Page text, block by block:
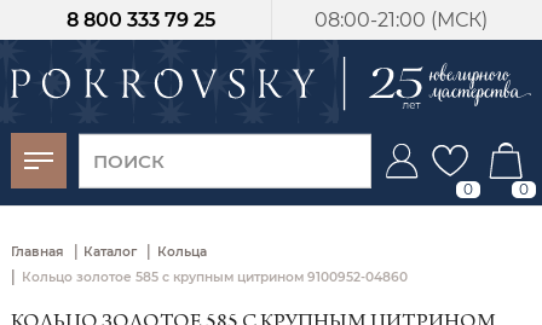
08:00-21:00 (МСК)
8 800 333 79 25
0 0
Главная | Каталог | Кольца
| Кольцо золотое 585 с крупным цитрином 9100952-04860
-30%
от 15 дней с
момента оплаты